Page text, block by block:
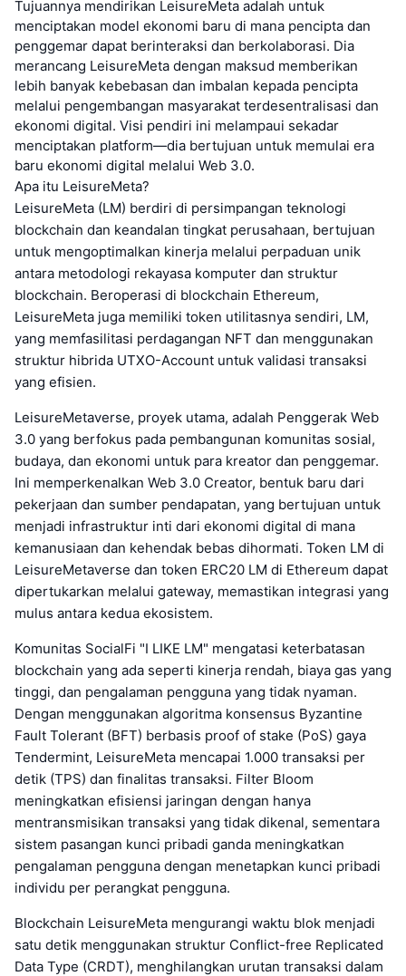
Tujuannya mendirikan LeisureMeta adalah untuk
menciptakan model ekonomi baru di mana pencipta dan
penggemar dapat berinteraksi dan berkolaborasi. Dia
merancang LeisureMeta dengan maksud memberikan
lebih banyak kebebasan dan imbalan kepada pencipta
melalui pengembangan masyarakat terdesentralisasi dan
ekonomi digital. Visi pendiri ini melampaui sekadar
menciptakan platform—dia bertujuan untuk memulai era
baru ekonomi digital melalui Web 3.0.
Apa itu LeisureMeta?
LeisureMeta (LM) berdiri di persimpangan teknologi
blockchain dan keandalan tingkat perusahaan, bertujuan
untuk mengoptimalkan kinerja melalui perpaduan unik
antara metodologi rekayasa komputer dan struktur
blockchain. Beroperasi di blockchain Ethereum,
LeisureMeta juga memiliki token utilitasnya sendiri, LM,
yang memfasilitasi perdagangan NFT dan menggunakan
struktur hibrida UTXO-Account untuk validasi transaksi
yang efisien.
LeisureMetaverse, proyek utama, adalah Penggerak Web
3.0 yang berfokus pada pembangunan komunitas sosial,
budaya, dan ekonomi untuk para kreator dan penggemar.
Ini memperkenalkan Web 3.0 Creator, bentuk baru dari
pekerjaan dan sumber pendapatan, yang bertujuan untuk
menjadi infrastruktur inti dari ekonomi digital di mana
kemanusiaan dan kehendak bebas dihormati. Token LM di
LeisureMetaverse dan token ERC20 LM di Ethereum dapat
dipertukarkan melalui gateway, memastikan integrasi yang
mulus antara kedua ekosistem.
Komunitas SocialFi "I LIKE LM" mengatasi keterbatasan
blockchain yang ada seperti kinerja rendah, biaya gas yang
tinggi, dan pengalaman pengguna yang tidak nyaman.
Dengan menggunakan algoritma konsensus Byzantine
Fault Tolerant (BFT) berbasis proof of stake (PoS) gaya
Tendermint, LeisureMeta mencapai 1.000 transaksi per
detik (TPS) dan finalitas transaksi. Filter Bloom
meningkatkan efisiensi jaringan dengan hanya
mentransmisikan transaksi yang tidak dikenal, sementara
sistem pasangan kunci pribadi ganda meningkatkan
pengalaman pengguna dengan menetapkan kunci pribadi
individu per perangkat pengguna.
Blockchain LeisureMeta mengurangi waktu blok menjadi
satu detik menggunakan struktur Conflict-free Replicated
Data Type (CRDT), menghilangkan urutan transaksi dalam